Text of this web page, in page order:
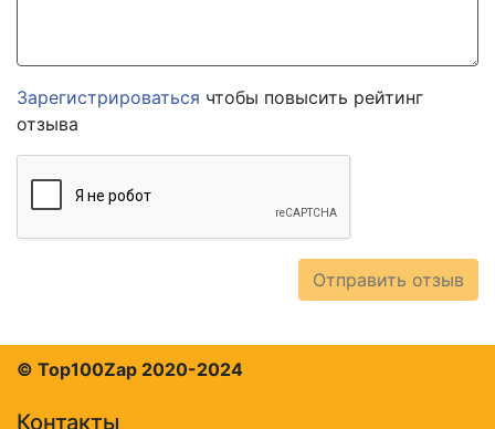
Зарегистрироваться чтобы повысить рейтинг
отзыва
Отправить отзыв
© Top100Zap 2020-2024
Контакты